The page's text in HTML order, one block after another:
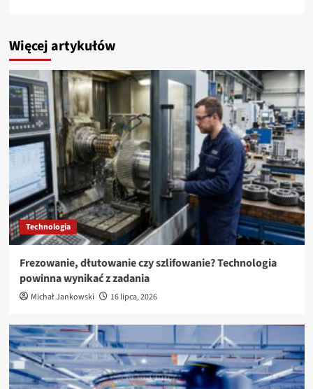
Więcej artykułów
Technologia
Frezowanie, dłutowanie czy szlifowanie? Technologia
powinna wynikać z zadania
Michał Jankowski 16 lipca, 2026